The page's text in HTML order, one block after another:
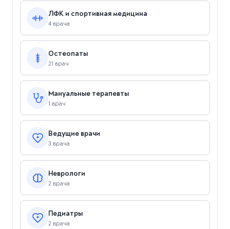
ЛФК и спортивная медицина
4 врача
Остеопаты
21 врач
Мануальные терапевты
1 врач
Ведущие врачи
3 врача
Неврологи
2 врача
Педиатры
2 врача